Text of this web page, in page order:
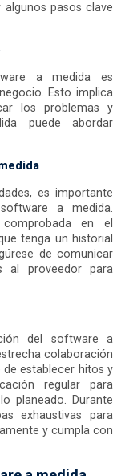
pasos clave
a medida es
Esto implica
los problemas y
puede abordar
es importante
a medida.
en el
tenga un historial
de comunicar
al proveedor para
del software a
colaboración
de establecer hitos y
regular para
planeado. Durante
exhaustivas para
y cumpla con